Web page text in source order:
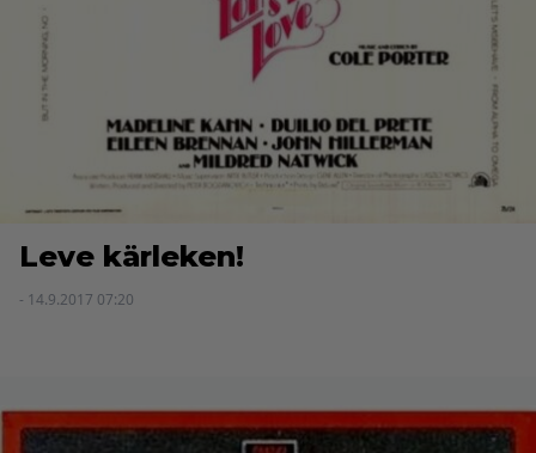
Leve kärleken!
- 14.9.2017 07:20